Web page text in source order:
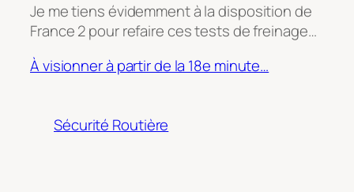
Je me tiens évidemment à la disposition de
France 2 pour refaire ces tests de freinage…
À visionner à partir de la 18e minute…
Sécurité Routière